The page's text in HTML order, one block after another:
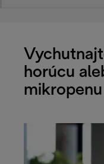
horúcu
mikropenu